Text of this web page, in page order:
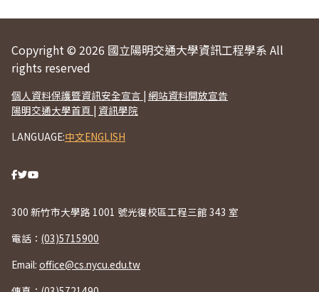
Copyright © 2026 國立陽明交通大學資訊工程學系 All
rights reserved
個人資料保護暨資訊安全宣言 | 網站資料開放宣告
陽明交通大學首頁 | 資訊學院
LANGUAGE:中文ENGLISH
300 新竹市大學路 1001 號光復校區工程三館 343 室
電話： (03)5715900
Email: office@cs.nycu.edu.tw